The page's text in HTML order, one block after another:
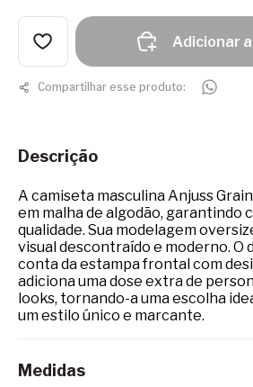
Adicionar
Compartilhar esse produto:
Descrição
A camiseta masculina Anjuss
em malha de algodão, garantindo
qualidade. Sua modelagem
visual descontraído e moderno. O
conta da estampa frontal com
adiciona uma dose extra de
looks, tornando-a uma escolha
um estilo único e marcante.
Medidas